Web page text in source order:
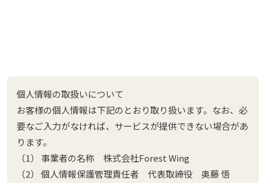
個人情報の取扱いについて
お客様の個人情報は下記のとおり取り扱います。なお、必
要なご入力がなければ、サービスが提供できない場合があ
ります。
（1） 事業者の名称 株式会社Forest Wing
（2） 個人情報保護管理責任者 代表取締役 奥藤 悟